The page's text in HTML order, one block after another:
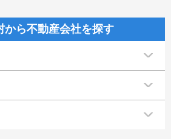
から不動産会社を探す